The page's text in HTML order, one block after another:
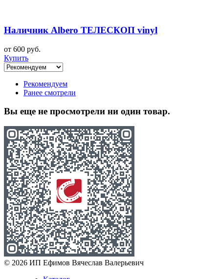
Наличник Albero ТЕЛЕСКОП vinyl
от 600 руб.
Купить
Рекомендуем
Ранее смотрели
Вы еще не просмотрели ни один товар.
© 2026 ИП Ефимов Вячеслав Валерьевич